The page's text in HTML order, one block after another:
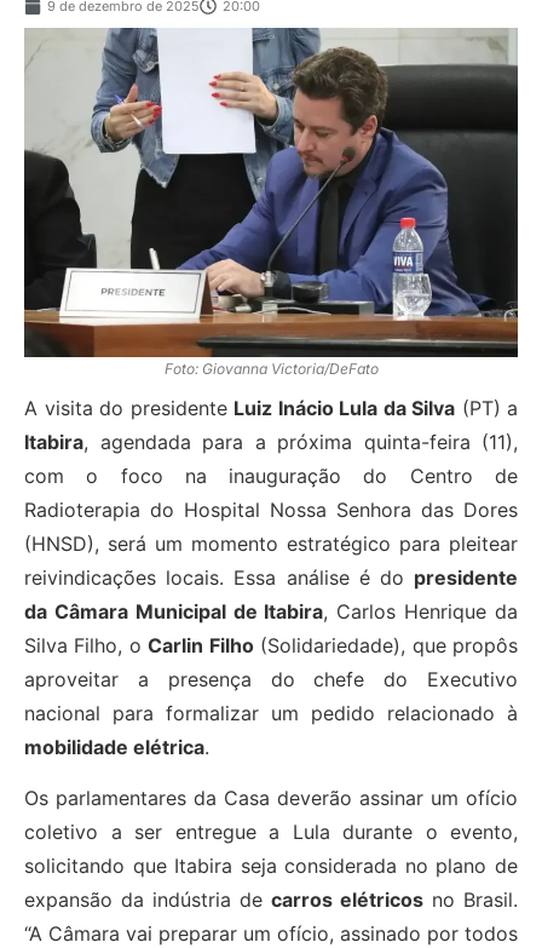
9 de dezembro de 2025 20:00
Foto: Giovanna Victoria/DeFato
A visita do presidente Luiz Inácio Lula da Silva (PT) a
Itabira, agendada para a próxima quinta-feira (11),
com o foco na inauguração do Centro de
Radioterapia do Hospital Nossa Senhora das Dores
(HNSD), será um momento estratégico para pleitear
reivindicações locais. Essa análise é do presidente
da Câmara Municipal de Itabira, Carlos Henrique da
Silva Filho, oCarlin Filho(Solidariedade), que propôs
aproveitar a presença do chefe do Executivo
nacional para formalizar um pedido relacionado à
mobilidade elétrica.
Os parlamentares da Casa deverão assinar um ofício
coletivo a ser entregue a Lula durante o evento,
solicitando que Itabira seja considerada no plano de
expansão da indústria de carros elétricos no Brasil.
“A Câmara vai preparar um ofício, assinado por todos